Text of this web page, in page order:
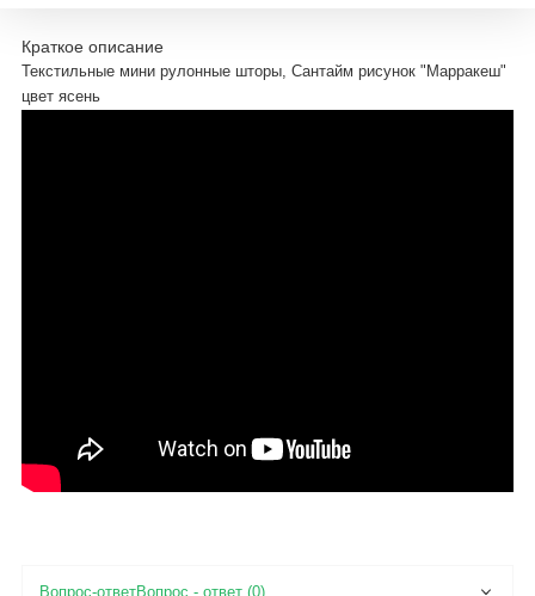
Краткое описание
Текстильные мини рулонные шторы, Сантайм рисунок "Марракеш"
цвет ясень
Вопрос - ответ (0)